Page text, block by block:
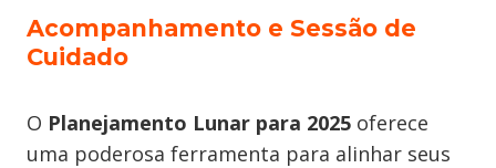
Acompanhamento e Sessão de
Cuidado
O Planejamento Lunar para 2025 oferece
uma poderosa ferramenta para alinhar seus